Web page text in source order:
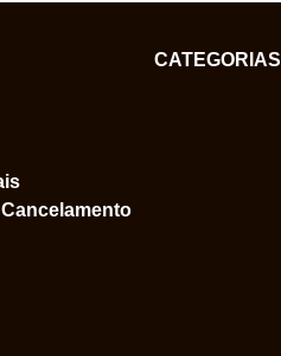
CATEGORIAS